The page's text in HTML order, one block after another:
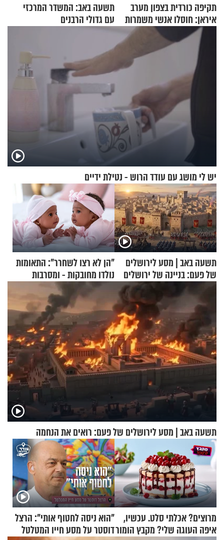
תקיפה כורדית בצפון מערב
איראן: חוסלו אנשי משמרות
המהפכה
תשעה באב: המשדר המרכזי
עם גדולי הרבנים
יש לי מושג עם עודד הרוש - נטילת ידיים
תשעה באב | מסע לירושלים
של פעם: בניינה של ירושלים
"הן לא רצו לשחרר": התאומות
נולדו מחובקות - ומסרבות
להיפרד
תשעה באב | מסע לירושלים של פעם: רואים את הנחמה
מרוצים? אכלתי סלט. עכשיו,
איפה העוגה שלי? מקבץ הומור
"הוא ניסה לחטוף אותי": הרצל
דוסטר על מסע חייו המטלטל